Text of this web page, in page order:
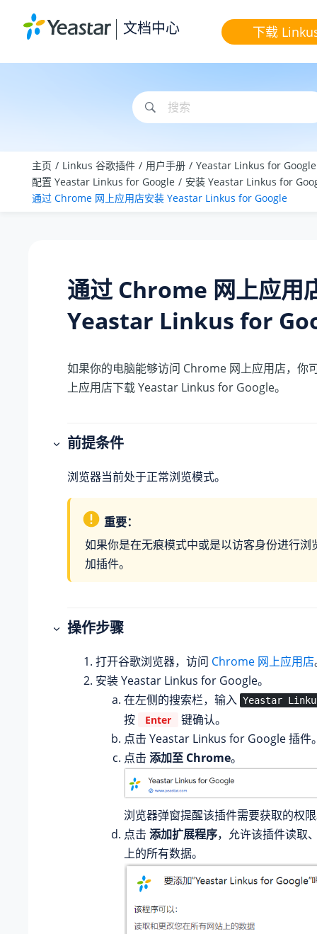
文档中心 下载
主页 Linkus 谷歌插件 用户手册
Yeastar Linkus for
配置 Yeastar Linkus for Google
安装 Yeastar Linkus for
通过 Chrome 网上应用店安装 Yeastar Linkus for Google
通过 Chrome 网上应用
Yeastar Linkus for
如果你的电脑能够访问 Chrome 网上应用店，你
上应用店下载 Yeastar Linkus for Google。
前提条件
浏览器当前处于正常浏览模式。
重要：
如果你是在无痕模式中或是以访客身份进行浏
加插件。
操作步骤
打开谷歌浏览器，访问 Chrome 网上应用店
安装 Yeastar Linkus for Google。
在左侧的搜索栏，输入 Yeastar
按 Enter
键确认。
点击 Yeastar Linkus for Google 插件
点击 添加至 Chrome。
浏览器弹窗提醒该插件需要获取的权
点击 添加扩展程序，允许该插件读取
上的所有数据。